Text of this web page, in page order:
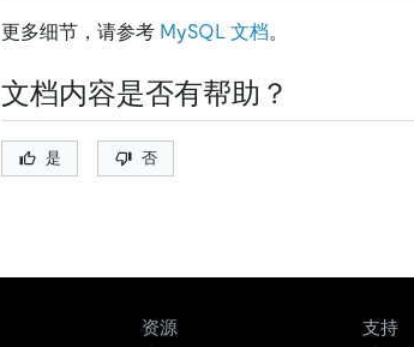
更多细节，请参考 MySQL 文档。
文档内容是否有帮助？
是 否
资源 支持